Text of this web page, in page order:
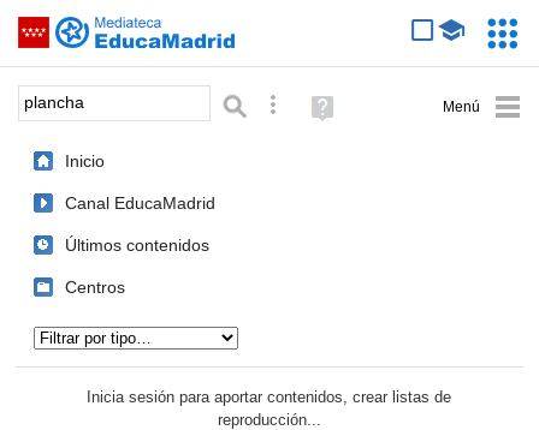
Saltar navegación
Palabra o frase: Búsqueda avanzada
Ayuda
(en
Inicio
Canal EducaMadrid
Últimos contenidos
Centros
Inicia sesión para aportar contenidos, crear listas de
reproducción...